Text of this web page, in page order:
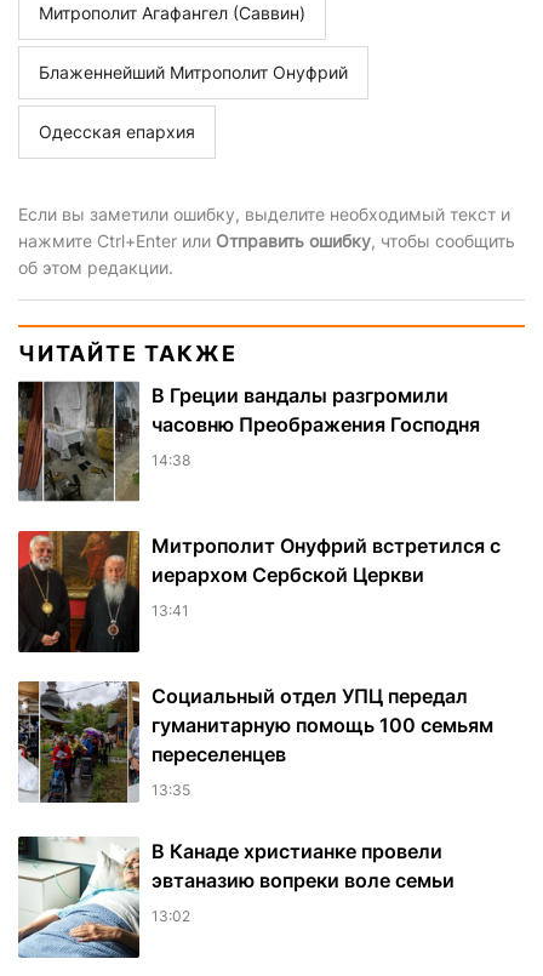
Митрополит Агафангел (Саввин)
Блаженнейший Митрополит Онуфрий
Одесская епархия
Если вы заметили ошибку, выделите необходимый текст и
нажмите Ctrl+Enter или Отправить ошибку, чтобы сообщить
об этом редакции.
ЧИТАЙТЕ ТАКЖЕ
В Греции вандалы разгромили
часовню Преображения Господня
14:38
Митрополит Онуфрий встретился с
иерархом Сербской Церкви
13:41
Социальный отдел УПЦ передал
гуманитарную помощь 100 семьям
переселенцев
13:35
В Канаде христианке провели
эвтаназию вопреки воле семьи
13:02